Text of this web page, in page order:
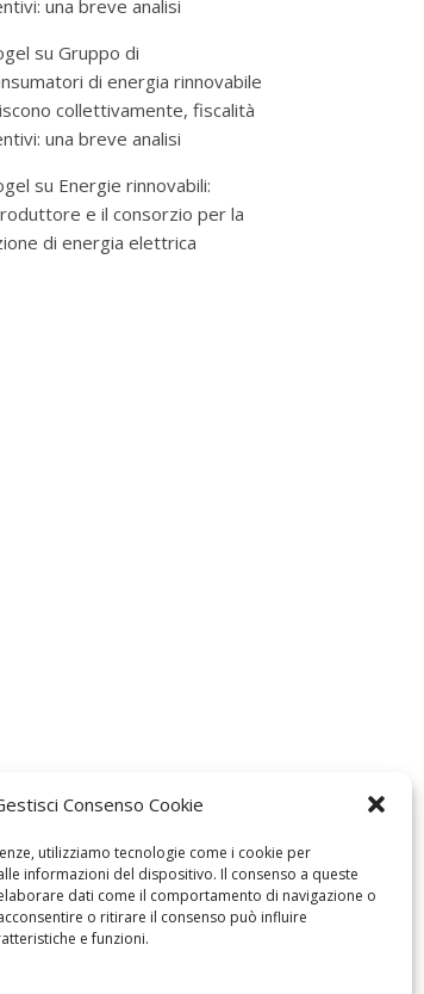
Consenso Cookie
utilizziamo tecnologie come i cookie per
informazioni del dispositivo. Il consenso a queste
dati come il comportamento di navigazione o
o ritirare il consenso può influire
e funzioni.
una breve analisi
su Gruppo di
di energia rinnovabile
collettivamente, fiscalità
una breve analisi
su Energie rinnovabili:
e il consorzio per la
di energia elettrica